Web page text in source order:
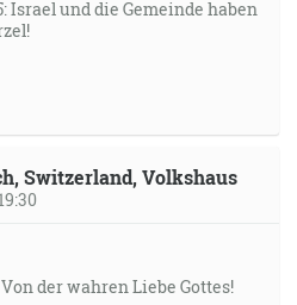
Israel und die Gemeinde haben
Switzerland, Volkshaus
Von der wahren Liebe Gottes!